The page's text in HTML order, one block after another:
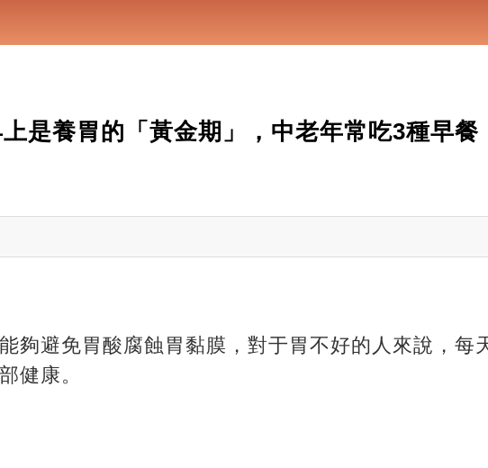
是養胃的「黃金期」，中老年常吃3種早餐
夠避免胃酸腐蝕胃黏膜，對于胃不好的人來說，每
健康。